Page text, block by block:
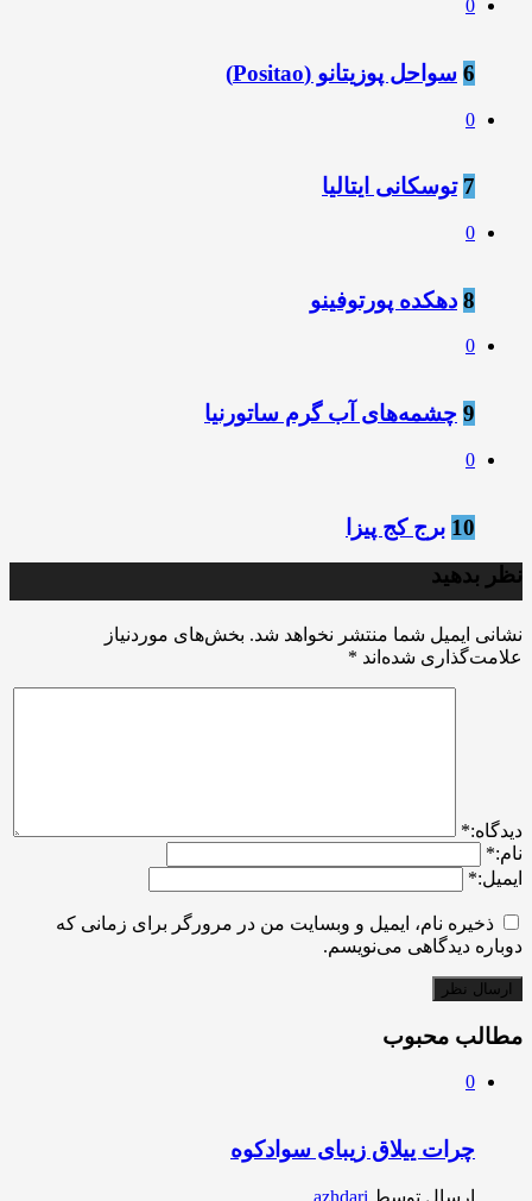
0
6 سواحل پوزیتانو (Positao)
0
7 توسکانی ایتالیا
0
8 دهکده پورتوفینو
0
9 چشمه‌های آب گرم ساتورنیا
0
10 برج کج پیزا
نظر بدهید
نشانی ایمیل شما منتشر نخواهد شد. بخش‌های موردنیاز
علامت‌گذاری شده‌اند *
ديدگاه:*
نام:*
ایمیل:*
ذخیره نام، ایمیل و وبسایت من در مرورگر برای زمانی که
دوباره دیدگاهی می‌نویسم.
مطالب محبوب
0
چرات ییلاق زیبای سوادکوه
ارسال توسط azhdari